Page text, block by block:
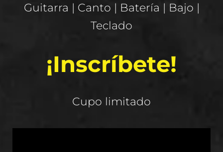
Guitarra | Canto | Batería | Bajo |
Teclado
¡Inscríbete!
Cupo limitado